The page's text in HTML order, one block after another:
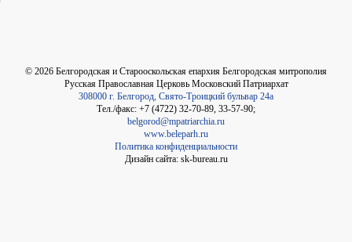
© 2026 Белгородская и Старооскольская епархия Белгородская митрополия
Русская Православная Церковь Московский Патриархат
308000 г. Белгород, Свято-Троицкий бульвар 24а
Тел./факс: +7 (4722) 32-70-89, 33-57-90;
belgorod@mpatriarchia.ru
www.beleparh.ru
Политика конфиденциальности
Дизайн сайта: sk-bureau.ru